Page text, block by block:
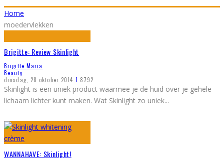
Home
moedervlekken
Brigitte: Review Skinlight
Brigitte Maria
Beauty
dinsdag, 28 oktober 2014 1 8792
Skinlight is een uniek product waarmee je de huid over je gehele
lichaam lichter kunt maken. Wat Skinlight zo uniek...
WANNAHAVE: Skinlight!